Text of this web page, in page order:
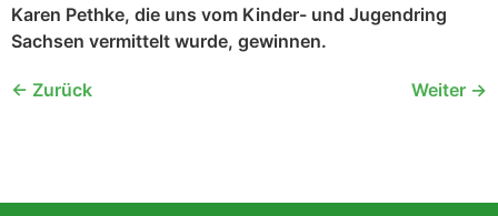
Karen Pethke, die uns vom Kinder- und Jugendring
Sachsen vermittelt wurde, gewinnen.
← Zurück Weiter →